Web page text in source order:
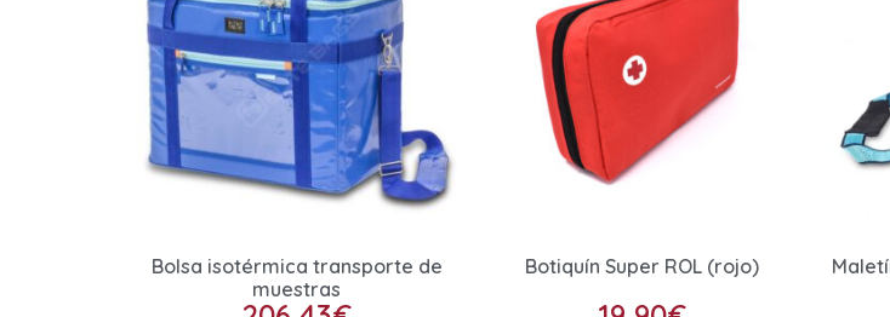
Bolsa isotérmica transporte de
muestras
Botiquín Super ROL (rojo)